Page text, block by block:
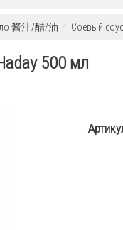
酱汁/醋/油 Соевый
500 мл